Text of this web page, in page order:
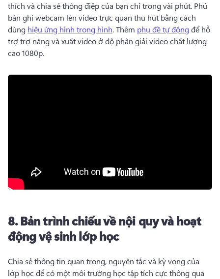
thích và chia sẻ thông điệp của bạn chỉ trong vài phút. Phủ
bản ghi webcam lên video trực quan thu hút bằng cách
dùng hiệu ứng hình trong hình. Thêm phụ đề tự động để hỗ
trợ trợ năng và xuất video ở độ phân giải video chất lượng
cao 1080p.
8.Bản trình chiếu về nội quy và hoạt
động vệ sinh lớp học
Chia sẻ thông tin quan trọng, nguyên tắc và kỳ vọng của
lớp học để có một môi trường học tập tích cực thông qua